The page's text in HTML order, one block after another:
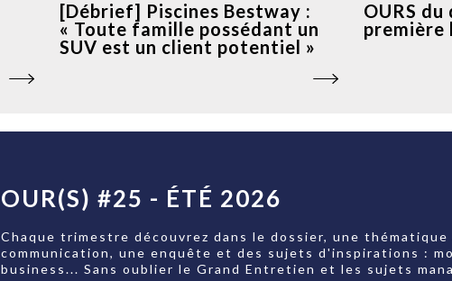
[Débrief] Piscines Bestway :
« Toute famille possédant un
SUV est un client potentiel »
OURS
première
OUR(S) #25 - ÉTÉ 2026
Chaque trimestre découvrez dans le dossier, une thématique
communication, une enquête et des sujets d'inspirations :
business... Sans oublier le Grand Entretien et les sujets